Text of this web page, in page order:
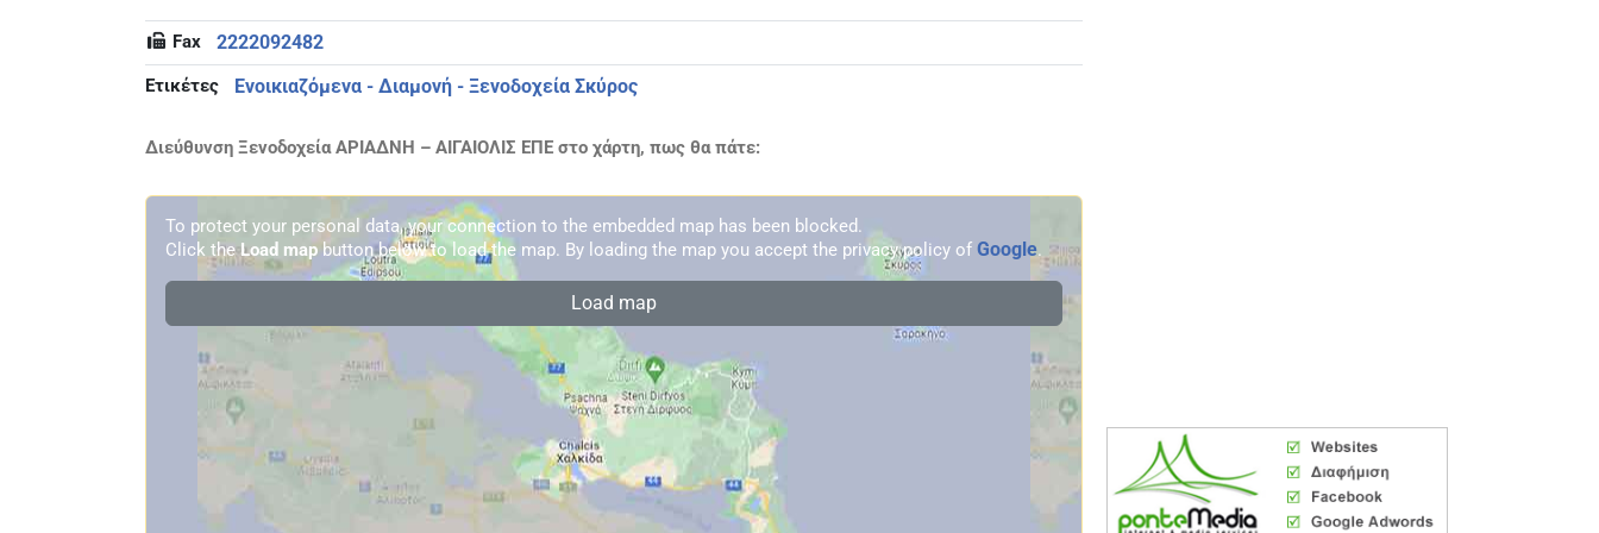
Fax 2222092482
Ετικέτες Ενοικιαζόμενα - Διαμονή - Ξενοδοχεία Σκύρος
Διεύθυνση Ξενοδοχεία ΑΡΙΑΔΝΗ – ΑΙΓΑΙΟΛΙΣ ΕΠΕ στο χάρτη, πως θα πάτε:
To protect your personal data, your connection to the embedded map has been blocked.
Click the Load mapbutton below to load the map. By loading the map you accept the privacy policy of Google.
Load map